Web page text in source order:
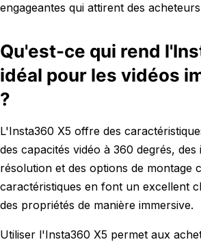
engageantes qui attirent des
Qu'est-ce qui rend
idéal pour les vidéos
?
L'Insta360 X5 offre des
des capacités vidéo à 360 degrés, des
résolution et des options de montage
caractéristiques en font un excellent
des propriétés de manière immersive.
Utiliser l'Insta360 X5 permet aux